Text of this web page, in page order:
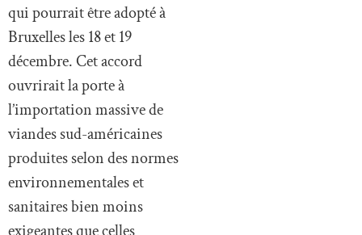
qui pourrait être adopté à
Bruxelles les 18 et 19
décembre. Cet accord
ouvrirait la porte à
l’importation massive de
viandes sud-américaines
produites selon des normes
environnementales et
sanitaires bien moins